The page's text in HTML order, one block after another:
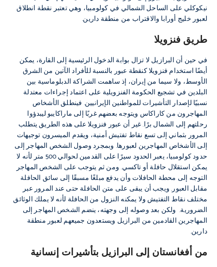
نيكوكلي على الساحل الشمالي في كولومبيا، وهي تعتبر نقطة انطلاق
لعبور خليج أورابا والاقتراب من منطقة دارين.
طريق فنزويلا
في حين أن البرازيل لا تزال بوابة الدخول الرئيسية إلى القارة، يمكن
أيضًا استخدام فنزويلا كنقطة عبور بالنسبة للأفراد الآتين من الشرق
الأوسط، ولا سيما من إيران، إذ ساهمت الشراكة الدبلوماسية بين
البلدين في تشجيع الحكومة الفنزويلية على اعتماد إجراءات معتدلة
نسبيًا لإصدار التأشيرات للمواطنين الإيرانيين. فينطلق الأشخاص
المهاجرون من كاراكاس ويتوجه بعضهم غربًا إلى ماراكايبو ليبدؤوا
رحلتهم إلى الشمال برًا. غير أن عبور فنزويلا على هذه الطريق يتطلب
المرور بثماني إلى تسع نقاط تفتيش أمنية، ويقدم الميسرون توجيهات
إلى الأشخاص المهاجرين لعبورها. وبمجرد وصول الشخص المهاجر إلى
حدود كولومبيا، يعبر الحدود سيرًا على القدمين لحوالي 500 متر لأنه لا
يمكن استقلال حافلة أو تاكسي. ومن ثم يتوجب على الشخص المهاجر
التوجه إلى محطة الحافلات وأن يدفع مبلغًا مسبقًا إلى سائق الحافلة
مقابل العبور. ويجب أن يبقى على متن الحافلة حتى عند المرور عبر
مختلف نقاط التفتيش ولا يمكنه النزول من الحافلة لأنه لا يملك الوثائق
الضرورية. ولكن بعد وصوله إلى وجهته، ينضم الشخص المهاجر إلى
المهاجرين القادمين من البرازيل ويستعدون جميعهم لعبور منطقة
دارين.
من أفغانستان إلى البرازيل بتأشيرات إنسانية